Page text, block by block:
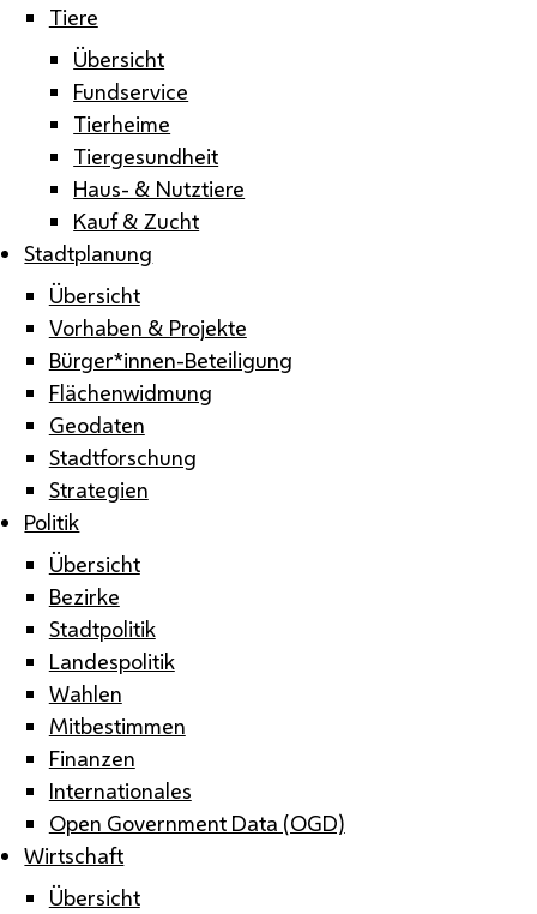
Tiere
Übersicht
Fundservice
Tierheime
Tiergesundheit
Haus- & Nutztiere
Kauf & Zucht
Stadtplanung
Übersicht
Vorhaben & Projekte
Bürger*innen-Beteiligung
Flächenwidmung
Geodaten
Stadtforschung
Strategien
Politik
Übersicht
Bezirke
Stadtpolitik
Landespolitik
Wahlen
Mitbestimmen
Finanzen
Internationales
Open Government Data (OGD)
Wirtschaft
Übersicht